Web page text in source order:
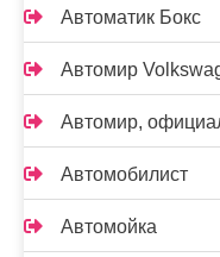
Автоматик Бокс
Автомир
Автомир,
Автомобилист
Автомойка